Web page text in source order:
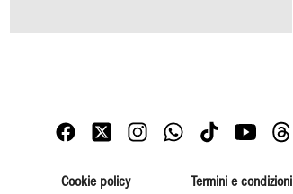
Cookie policy Termini e condizioni